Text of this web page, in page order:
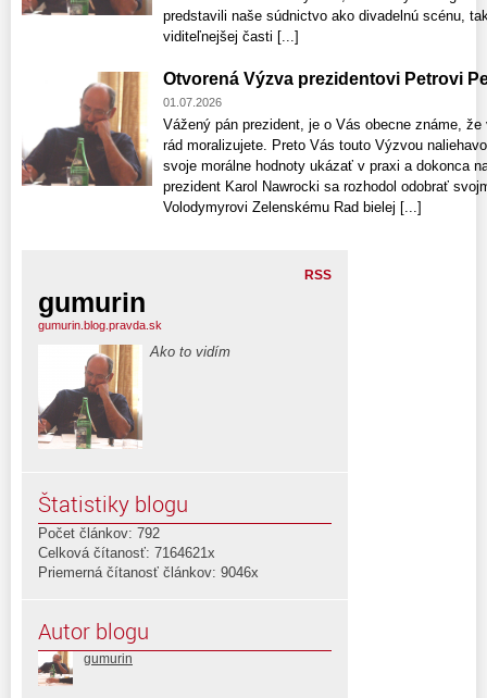
predstavili naše súdnictvo ako divadelnú scénu,
viditeľnejšej časti [...]
Otvorená Výzva prezidentovi Petrovi
01.07.2026
Vážený pán prezident, je o Vás obecne známe,
rád moralizujete. Preto Vás touto Výzvou
svoje morálne hodnoty ukázať v praxi a dokonca
prezident Karol Nawrocki sa rozhodol odobrať
Volodymyrovi Zelenskému Rad bielej [...]
RSS
gumurin
gumurin.blog.pravda.sk
Ako to vidím
Štatistiky blogu
Počet článkov: 792
Celková čítanosť: 7164621x
Priemerná čítanosť článkov: 9046x
Autor blogu
gumurin